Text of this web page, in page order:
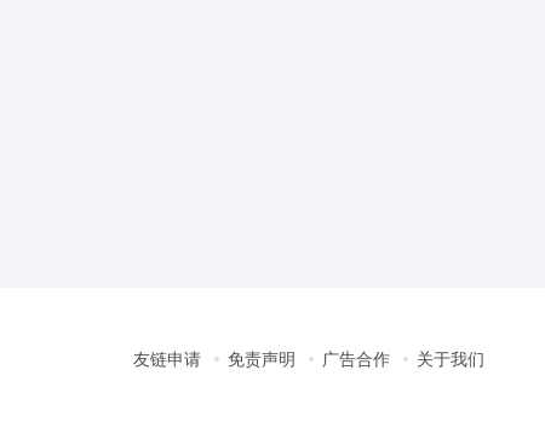
友链申请 免责声明 广告合作 关于我们